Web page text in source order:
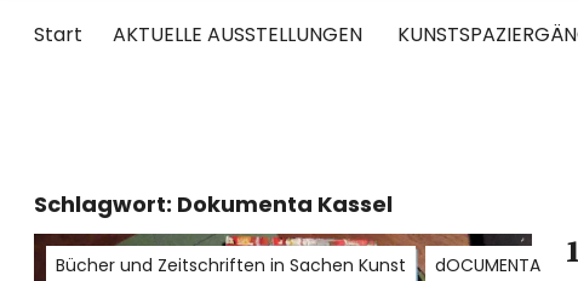
Start AKTUELLE AUSSTELLUNGEN
Schlagwort: Dokumenta Kassel
Bücher und Zeitschriften in Sachen Kunst dOCUMENTA